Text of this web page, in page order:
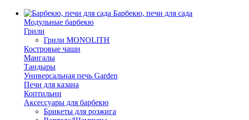
Барбекю, печи для сада
Модульные барбекю
Грили
Грили MONOLITH
Костровые чаши
Мангалы
Тандыры
Универсальная печь Garden
Печи для казана
Коптильни
Аксессуары для барбекю
Брикеты для розжига